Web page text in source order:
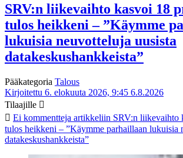
SRV:n liikevaihto kasvoi 18
tulos heikkeni – ”Käymme
lukuisia neuvotteluja uusista
datakeskushankkeista”
Pääkategoria Talous
Kirjoitettu 6. elokuuta 2026, 9:45 6.8.2026
Tilaajille
Ei kommentteja artikkeliin SRV:n liikevaihto
tulos heikkeni – ”Käymme parhaillaan lukuisia
datakeskushankkeista”